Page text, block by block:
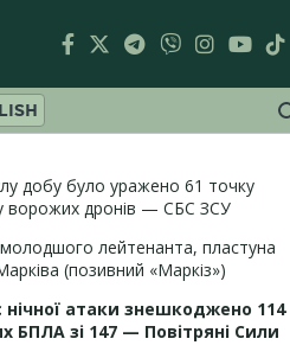
добу було уражено 61 точку
ворожих дронів — СБС ЗСУ
молодшого лейтенанта, пластуна
(позивний «Маркіз»)
нічної атаки знешкоджено 114
БПЛА зі 147 — Повітряні Сили